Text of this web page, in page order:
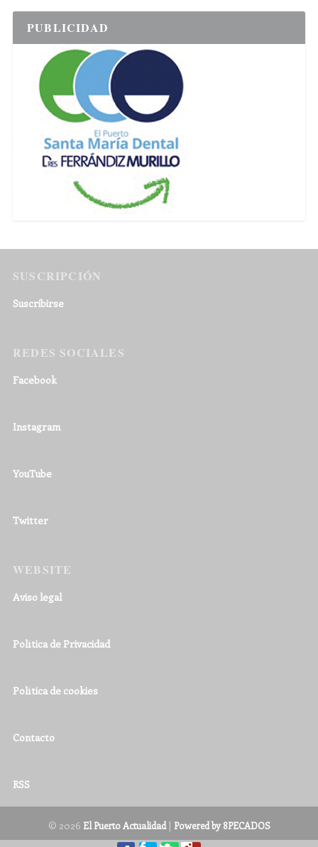
PUBLICIDAD
SUSCRIPCIÓN
Suscribirse
REDES SOCIALES
Facebook
Instagram
YouTube
Twitter
WEBSITE
Aviso legal
Política de Privacidad
Política de cookies
Contacto
RSS
© 2026 El Puerto Actualidad| Powered by 8PECADOS